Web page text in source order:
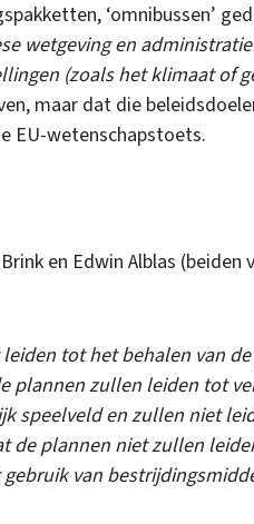
‘omnibussen’
wetgeving en
(zoals het klimaat of
maar dat die
EU-wetenschapstoets.
en Edwin Alblas (beiden
tot het behalen van
plannen zullen leiden tot
speelveld en zullen niet
de plannen niet zullen
van